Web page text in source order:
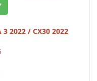
3 2022 / CX30 2022